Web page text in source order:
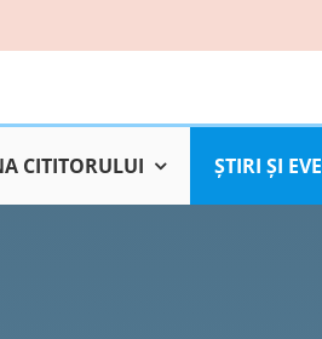
CITITORULUI ŞTIRI ŞI